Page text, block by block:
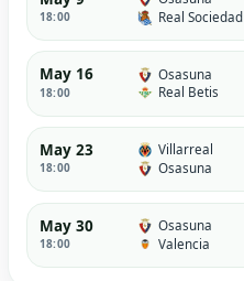
18:00
Real Sociedad
May 16
18:00
Osasuna
Real Betis
May 23
18:00
Villarreal
Osasuna
May 30
18:00
Osasuna
Valencia